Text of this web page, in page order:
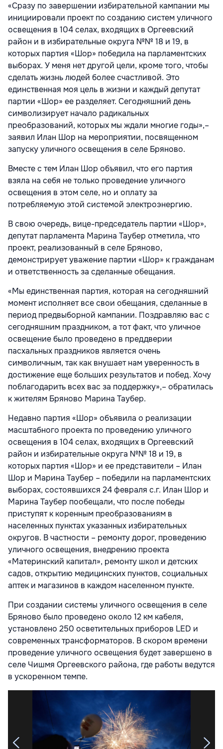
«Сразу по завершении избирательной кампании мы
инициировали проект по созданию систем уличного
освещения в 104 селах, входящих в Оргеевский
район и в избирательные округа №№ 18 и 19, в
которых партия «Шор» победила на парламентских
выборах. У меня нет другой цели, кроме того, чтобы
сделать жизнь людей более счастливой. Это
единственная моя цель в жизни и каждый депутат
партии «Шор» ее разделяет. Сегодняшний день
символизирует начало радикальных
преобразований, которых мы ждали многие годы»,–
заявил Илан Шор на мероприятии, посвященном
запуску уличного освещения в селе Бряново.
Вместе с тем Илан Шор объявил, что его партия
взяла на себя не только проведение уличного
освещения в этом селе, но и оплату за
потребляемую этой системой электроэнергию.
В свою очередь, вице-председатель партии «Шор»,
депутат парламента Марина Таубер отметила, что
проект, реализованный в селе Бряново,
демонстрирует уважение партии «Шор» к гражданам
и ответственность за сделанные обещания.
«Мы единственная партия, которая на сегодняшний
момент исполняет все свои обещания, сделанные в
период предвыборной кампании. Поздравляю вас с
сегодняшним праздником, а тот факт, что уличное
освещение было проведено в преддверии
пасхальных праздников является очень
символичным, так как внушает нам уверенность в
достижение еще больших результатов и побед. Хочу
поблагодарить всех вас за поддержку»,– обратилась
к жителям Бряново Марина Таубер.
Недавно партия «Шор» объявила о реализации
масштабного проекта по проведению уличного
освещения в 104 селах, входящих в Оргеевский
район и избирательные округа №№ 18 и 19, в
которых партия «Шор» и ее представители – Илан
Шор и Марина Таубер – победили на парламентских
выборах, состоявшихся 24 февраля с.г. Илан Шор и
Марина Таубер пообещали, что после победы
приступят к коренным преобразованиям в
населенных пунктах указанных избирательных
округов. В частности – ремонту дорог, проведению
уличного освещения, внедрению проекта
«Материнский капитал», ремонту школ и детских
садов, открытию медицинских пунктов, социальных
аптек и магазинов в каждом населенном пункте.
При создании системы уличного освещения в селе
Бряново было проведено около 12 км кабеля,
установлено 250 осветительных приборов LED и
современных трансформаторов. В скором времени
проведение уличного освещения будет завершено в
селе Чишмя Оргеевского района, где работы ведутся
в ускоренном темпе.